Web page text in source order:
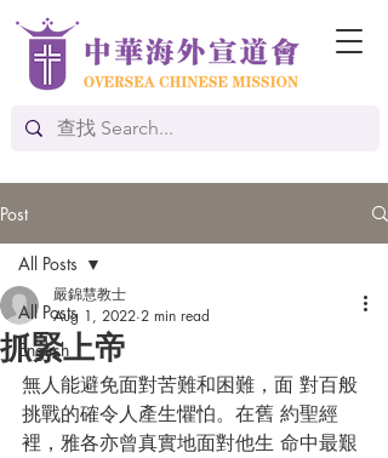
Post
All Posts
English
All Posts
抓緊上帝
嚴錦慧教士
Aug 1, 2022 2 min read
無人能避免面對苦難和困難，面 對百般
挑戰的確令人產生懼怕。在舊 約聖經
裡，雅各亦曾真實地面對他生 命中最艱